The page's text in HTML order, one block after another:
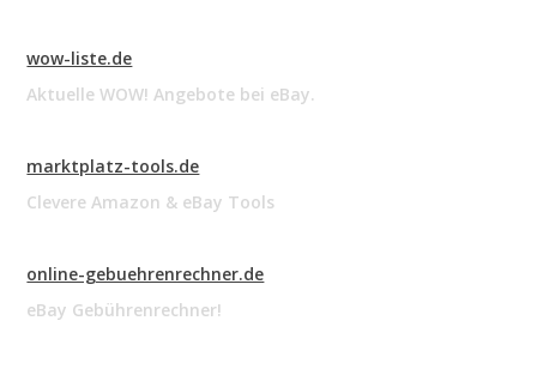
wow-liste.de
Aktuelle WOW! Angebote bei eBay.
marktplatz-tools.de
Clevere Amazon & eBay Tools
online-gebuehrenrechner.de
eBay Gebührenrechner!